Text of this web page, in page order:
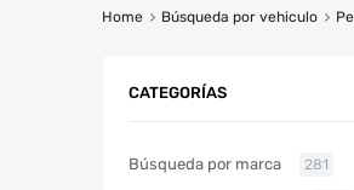
Home Búsqueda por vehiculo
CATEGORÍAS
Búsqueda por marca 281